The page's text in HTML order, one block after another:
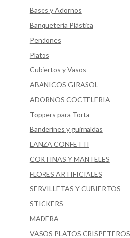
Bases y Adornos
Banqueteria Plástica
Pendones
Platos
Cubiertos y Vasos
ABANICOS GIRASOL
ADORNOS COCTELERIA
Toppers para Torta
Banderines y guirnaldas
LANZA CONFETTI
CORTINAS Y MANTELES
FLORES ARTIFICIALES
SERVILLETAS Y CUBIERTOS
STICKERS
MADERA
VASOS PLATOS CRISPETEROS